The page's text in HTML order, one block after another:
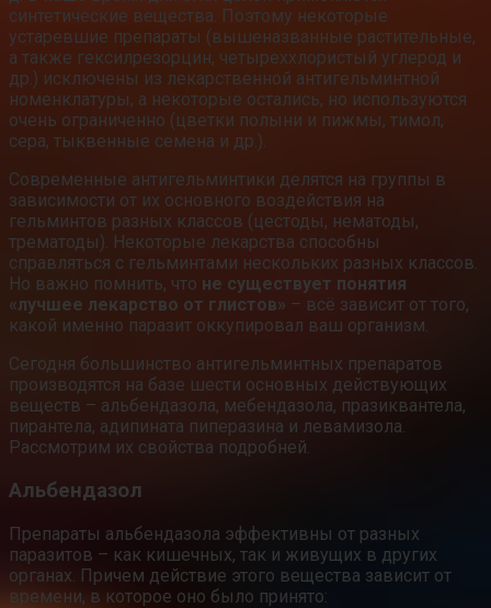
синтетические вещества. Поэтому некоторые
устаревшие препараты (вышеназванные растительные,
а также гексилрезорцин, четыреххлористый углерод и
др.) исключены из лекарственной антигельминтной
номенклатуры, а некоторые остались, но используются
очень ограниченно (цветки полыни и пижмы, тимол,
сера, тыквенные семена и др.).
Современные антигельминтики делятся на группы в
зависимости от их основного воздействия на
гельминтов разных классов (цестоды, нематоды,
трематоды). Некоторые лекарства способны
справляться с гельминтами нескольких разных классов.
Но важно помнить, что не существует понятия
«лучшее лекарство от глистов» – всё зависит от того,
какой именно паразит оккупировал ваш организм.
Сегодня большинство антигельминтных препаратов
производятся на базе шести основных действующих
веществ – альбендазола, мебендазола, празиквантела,
пирантела, адипината пиперазина и левамизола.
Рассмотрим их свойства подробней.
Альбендазол
Препараты альбендазола эффективны от разных
паразитов – как кишечных, так и живущих в других
органах. Причем действие этого вещества зависит от
времени, в которое оно было принято: